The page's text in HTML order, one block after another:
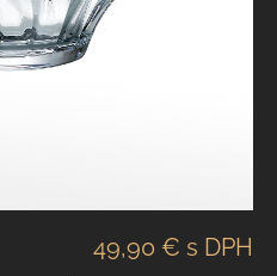
49,90 € s DPH